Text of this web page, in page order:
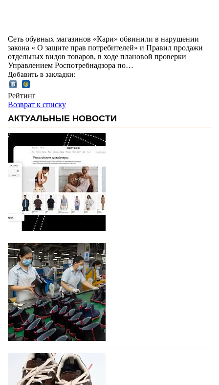
Сеть обувных магазинов «Кари» обвинили в нарушении
закона « О защите прав потребителей» и Правил продажи
отдельных видов товаров, в ходе плановой проверки
Управлением Роспотребнадзора по…
Добавить в закладки:
Рейтинг
Возврат к списку
АКТУАЛЬНЫЕ НОВОСТИ
На платформе Lamoda - новый раздел и
условия продвижения локальных
дизайнерских марок
Российский маркетплейс Lamoda решил обновить
раздел для продажи продукции локальных
дизайнерских марок одежды, обуви и аксессуаров.
Бренды также получат маркетинговую…
06.08.2026 367
Объем мирового производства обуви в
2025 году практически не увеличился